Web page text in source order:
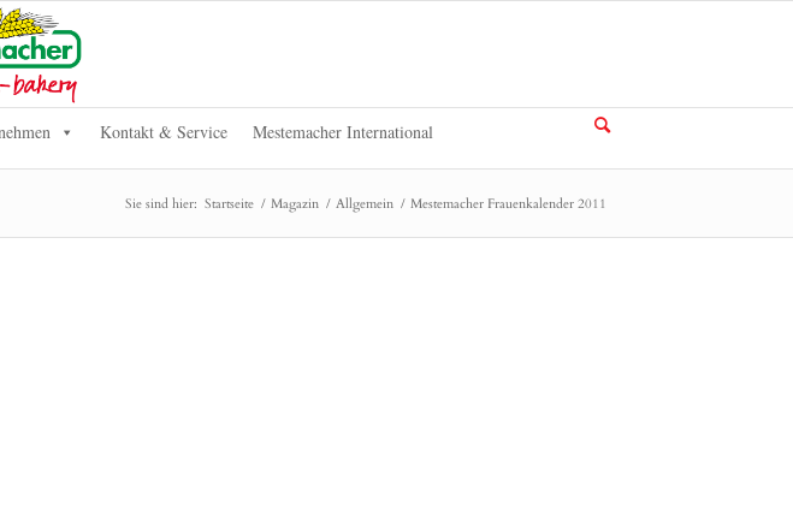
Kontakt & Service Mestemacher International
Sie sind hier: Startseite / Magazin / Allgemein / Mestemacher Frauenkalender 2011